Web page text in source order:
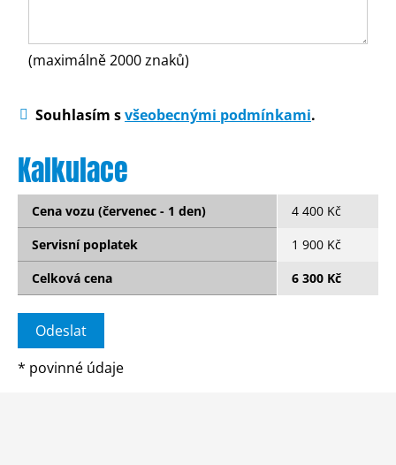
(maximálně 2000 znaků)
Souhlasím svšeobecnými podmínkami.
Kalkulace
Cena vozu (červenec - 1 den)
4 400 Kč
Servisní poplatek
1 900 Kč
Celková cena
6 300 Kč
* povinné údaje